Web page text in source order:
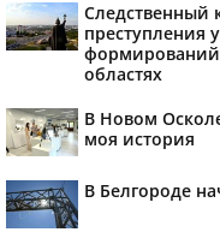
Следственный
преступления
формирований
областях
В Новом
моя история
В Белгороде